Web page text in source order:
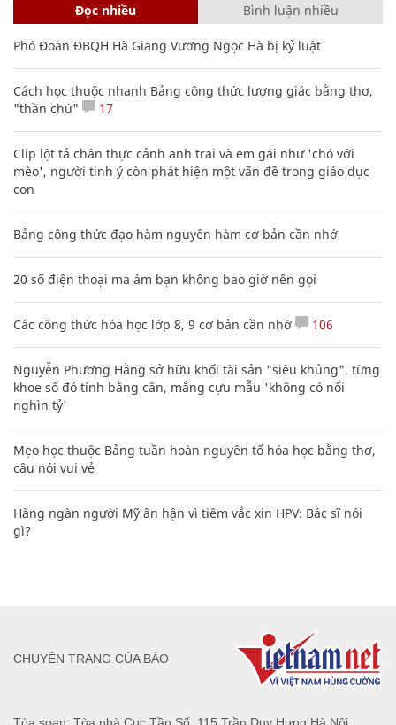
Đọc nhiều Bình luận nhiều
Phó Đoàn ĐBQH Hà Giang Vương Ngọc Hà bị kỷ luật
Cách học thuộc nhanh Bảng công thức lượng giác bằng thơ,
"thần chú"
17
Clip lột tả chân thực cảnh anh trai và em gái như 'chó với
mèo', người tinh ý còn phát hiện một vấn đề trong giáo dục
con
Bảng công thức đạo hàm nguyên hàm cơ bản cần nhớ
20 số điện thoại ma ám bạn không bao giờ nên gọi
Các công thức hóa học lớp 8, 9 cơ bản cần nhớ 106
Nguyễn Phương Hằng sở hữu khối tài sản "siêu khủng", từng
khoe sổ đỏ tính bằng cân, mắng cựu mẫu 'không có nổi
nghìn tỷ'
Mẹo học thuộc Bảng tuần hoàn nguyên tố hóa học bằng thơ,
câu nói vui vẻ
Hàng ngàn người Mỹ ân hận vì tiêm vắc xin HPV: Bác sĩ nói
gì?
CHUYÊN TRANG CỦA BÁO